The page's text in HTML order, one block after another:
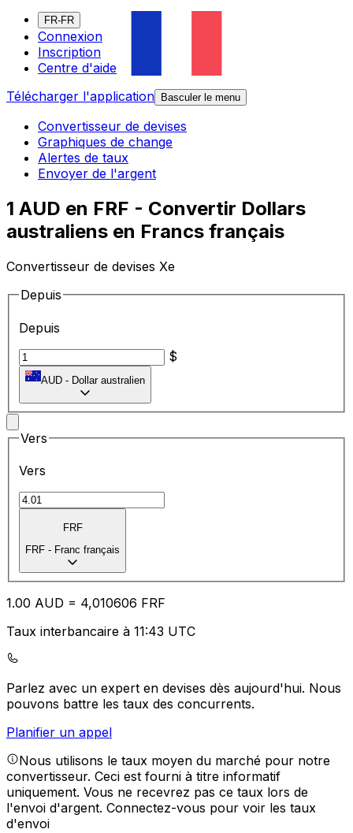
FR-FR
Connexion
Inscription
Centre d'aide
Télécharger l'application
Basculer le menu
Convertisseur de devises
Graphiques de change
Alertes de taux
Envoyer de l'argent
1 AUD en FRF - Convertir Dollars
australiens en Francs français
Convertisseur de devises Xe
Depuis
Depuis
$
AUD - Dollar australien
Vers
Vers
FRF
FRF - Franc français
1.00 AUD = 4,010606 FRF
Taux interbancaire à 11:43 UTC
Parlez avec un expert en devises dès aujourd'hui. Nous
pouvons battre les taux des concurrents.
Planifier un appel
Nous utilisons le taux moyen du marché pour notre
convertisseur. Ceci est fourni à titre informatif
uniquement. Vous ne recevrez pas ce taux lors de
l'envoi d'argent. Connectez-vous pour voir les taux
d'envoi